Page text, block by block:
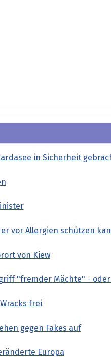
in Sicherheit
vor Allergien schützen
von Kiew
"fremder Mächte" - oder
frei
gegen Fakes auf
Europa